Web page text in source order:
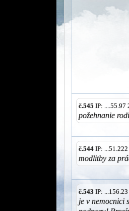
č.545 IP: ....55.97
požehnanie
č.544 IP:
modlitby za
č.543 IP:
je v nemocnici